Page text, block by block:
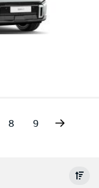
8 9